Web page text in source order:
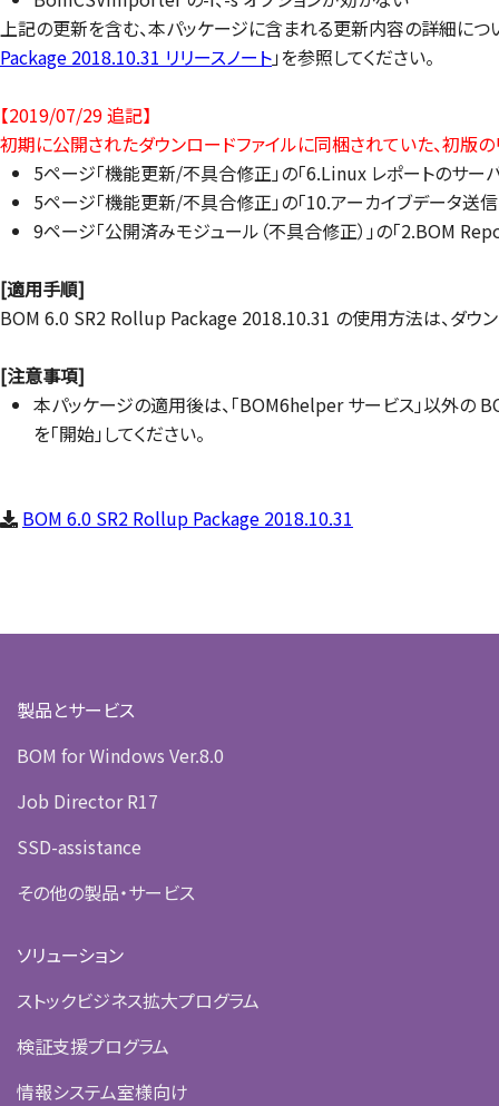
上記の更新を含む、本パッケージに含まれる更新内容の詳細につ
Package 2018.10.31 リリースノート」を参照してください。
【2019/07/29 追記】
初期に公開されたダウンロードファイルに同梱されていた、初版
5ページ「機能更新/不具合修正」の「6.Linux レポートのサ
5ページ「機能更新/不具合修正」の「10.アーカイブデータ送
9ページ「公開済みモジュール（不具合修正）」の「2.BOM
[適用手順]
BOM 6.0 SR2 Rollup Package 2018.10.31 の使用方法は、ダウン
[注意事項]
本パッケージの適用後は、「BOM6helper サービス」以外の
を「開始」してください。
BOM 6.0 SR2 Rollup Package 2018.10.31
製品とサービス
BOM for Windows Ver.8.0
Job Director R17
SSD-assistance
その他の製品・サービス
ソリューション
ストックビジネス拡大プログラム
検証支援プログラム
情報システム室様向け